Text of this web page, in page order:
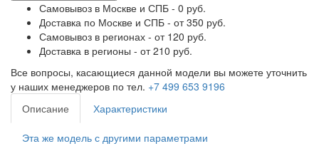
Самовывоз в Москве и СПБ - 0 руб.
Доставка по Москве и СПБ - от 350 руб.
Самовывоз в регионах - от 120 руб.
Доставка в регионы - от 210 руб.
Все вопросы, касающиеся данной модели вы можете уточнить
у наших менеджеров по тел. +7 499 653 9196
Описание
Характеристики
Эта же модель с другими параметрами